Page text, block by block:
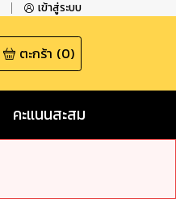
เข้าสู่ระบบ
ตะกร้า (0)
คะแนนสะสม